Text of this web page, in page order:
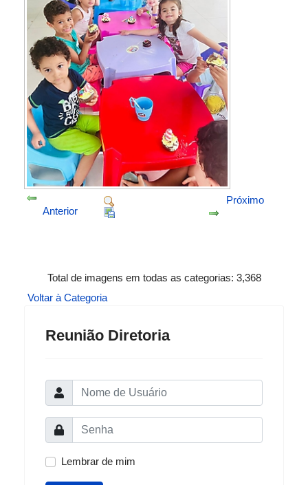
Anterior
Próximo
Total de imagens em todas as categorias: 3,368
Voltar à Categoria
Reunião Diretoria
Lembrar de mim